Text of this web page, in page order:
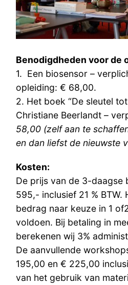
Benodigdheden voor de
1. Een biosensor –
opleiding: € 68,00.
2. Het boek “De sleutel
Christiane Beerlandt –
58,00 (zelf aan te
en dan liefst de nieuwste
Kosten:
De prijs van de 3-daagse
595,- inclusief 21 % BTW.
bedrag naar keuze in 1
voldoen. Bij betaling in
berekenen wij 3%
De aanvullende
195,00 en € 225,00
van het gebruik van